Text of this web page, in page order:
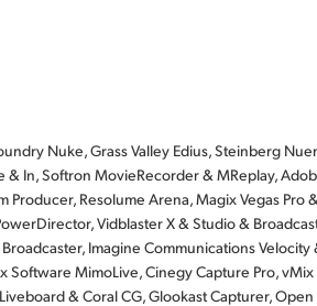
Nuke, Grass Valley Edius, Steinberg
& In, Softron MovieRecorder & MReplay,
Producer, Resolume Arena, Magix Vegas Pro
Vidblaster X & Studio &
Imagine Communications Velocity
Software MimoLive, Cinegy Capture Pro,
& Coral CG, Glookast Capturer,